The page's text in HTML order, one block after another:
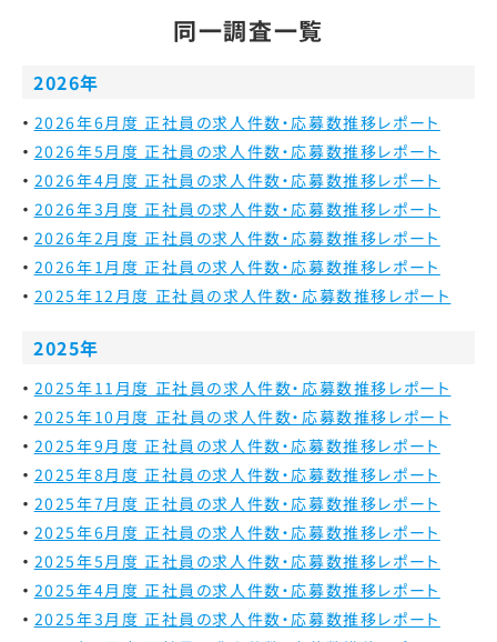
同一調査一覧
2026年
2026年6月度 正社員の求人件数・応募数推移レポート
2026年5月度 正社員の求人件数・応募数推移レポート
2026年4月度 正社員の求人件数・応募数推移レポート
2026年3月度 正社員の求人件数・応募数推移レポート
2026年2月度 正社員の求人件数・応募数推移レポート
2026年1月度 正社員の求人件数・応募数推移レポート
2025年12月度 正社員の求人件数・応募数推移レポート
2025年
2025年11月度 正社員の求人件数・応募数推移レポート
2025年10月度 正社員の求人件数・応募数推移レポート
2025年9月度 正社員の求人件数・応募数推移レポート
2025年8月度 正社員の求人件数・応募数推移レポート
2025年7月度 正社員の求人件数・応募数推移レポート
2025年6月度 正社員の求人件数・応募数推移レポート
2025年5月度 正社員の求人件数・応募数推移レポート
2025年4月度 正社員の求人件数・応募数推移レポート
2025年3月度 正社員の求人件数・応募数推移レポート